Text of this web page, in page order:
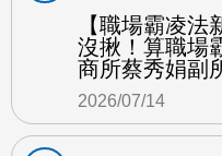
【職場霸凌
沒揪！算職場
商所蔡秀娟副
2026/07/14